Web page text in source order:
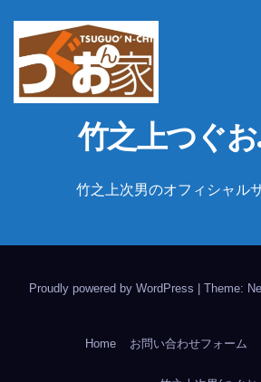
竹之上つぐ
竹之上次男のオフィシャル
Proudly powered by WordPress Theme:
Home お問い合わせフォーム